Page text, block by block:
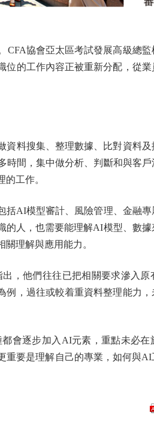
協會亞太區考試發展高級總監
的工作內容正被重新分配，從業
料搜集、整理數據、比對資料及
間，集中做分析、判斷和與客
工作。
AI模型審計、風險管理、金融專
的人，也需要能理解AI模型、數
理解與應用能力。
他們往往已把相關要求滲入原
，過往或較着重資料整理能力
逐步加入AI元素，重點未必在
要是理解自己的專業，如何與